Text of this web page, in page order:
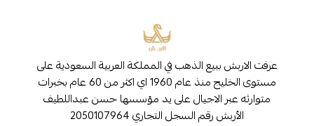
عرفت الاربش ببيع الذهب في المملكة العربية السعودية على
مستوى الخليج منذ عام 1960 اي اكثر من 60 عام بخبرات
متوارثه عبر الاجيال على يد مؤسسها حسن عبداللطيف
الأربش رقم السجل التجاري 2050107964